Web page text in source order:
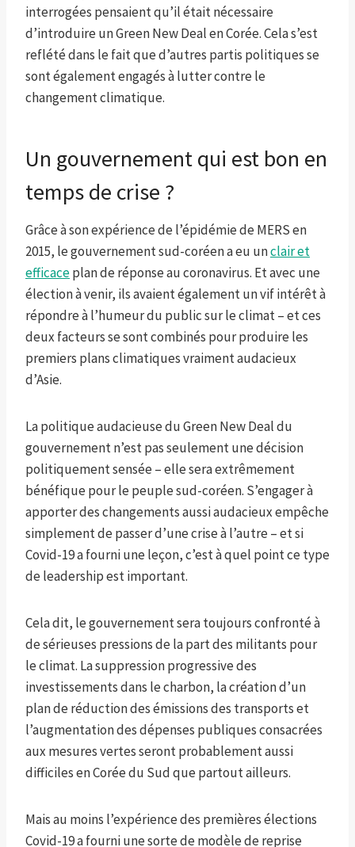
interrogées pensaient qu’il était nécessaire
d’introduire un Green New Deal en Corée. Cela s’est
reflété dans le fait que d’autres partis politiques se
sont également engagés à lutter contre le
changement climatique.
Un gouvernement qui est bon en
temps de crise ?
Grâce à son expérience de l’épidémie de MERS en
2015, le gouvernement sud-coréen a eu unclair et
efficaceplan de réponse au coronavirus. Et avec une
élection à venir, ils avaient également un vif intérêt à
répondre à l’humeur du public sur le climat – et ces
deux facteurs se sont combinés pour produire les
premiers plans climatiques vraiment audacieux
d’Asie.
La politique audacieuse du Green New Deal du
gouvernement n’est pas seulement une décision
politiquement sensée – elle sera extrêmement
bénéfique pour le peuple sud-coréen. S’engager à
apporter des changements aussi audacieux empêche
simplement de passer d’une crise à l’autre – et si
Covid-19 a fourni une leçon, c’est à quel point ce type
de leadership est important.
Cela dit, le gouvernement sera toujours confronté à
de sérieuses pressions de la part des militants pour
le climat. La suppression progressive des
investissements dans le charbon, la création d’un
plan de réduction des émissions des transports et
l’augmentation des dépenses publiques consacrées
aux mesures vertes seront probablement aussi
difficiles en Corée du Sud que partout ailleurs.
Mais au moins l’expérience des premières élections
Covid-19 a fourni une sorte de modèle de reprise